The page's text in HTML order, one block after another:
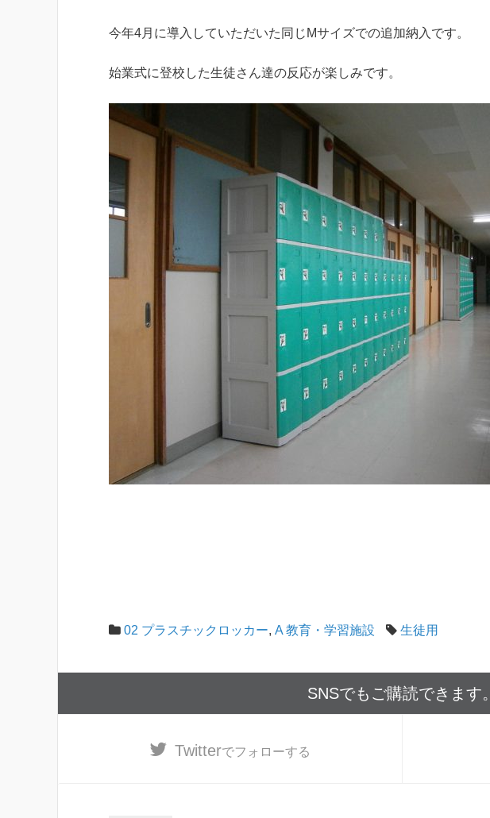
今年4月に導入していただいた同じMサイズでの追加納入です。
始業式に登校した生徒さん達の反応が楽しみです。
02 プラスチックロッカー, A 教育・学習施設 生徒用
SNSでもご購読できます。
Twitterでフォローする